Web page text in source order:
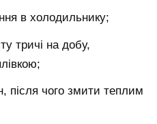
в холодильнику;
тричі на добу,
після чого змити теплим